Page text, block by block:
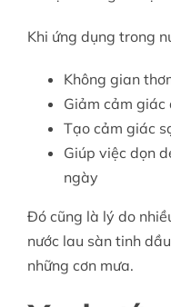
Khi ứng dụng trong
Không gian
Giảm cảm
Tạo cảm giác
Giúp việc dọn
ngày
Đó cũng là lý do
nước lau sàn tinh
những cơn mưa.